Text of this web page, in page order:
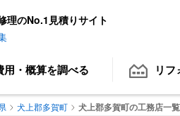
理のNo.1見積りサイト
用・概算を調べる リ
犬上郡多賀町 犬上郡多賀町の工務店一覧